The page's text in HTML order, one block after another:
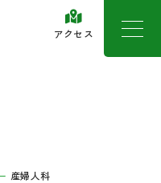
アクセス
産婦人科